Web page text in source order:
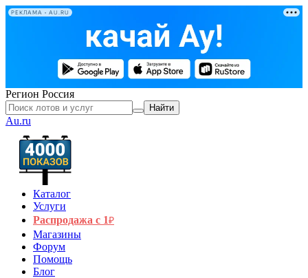
РЕКЛАМА • AU.RU
Регион Россия
Найти
Au.ru
Каталог
Услуги
Распродажа с 1₽
Магазины
Форум
Помощь
Блог